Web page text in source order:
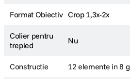
Format Obiectiv Crop 1,3x-2x
Colier pentru
trepied
Nu
Constructie 12 elemente in 8